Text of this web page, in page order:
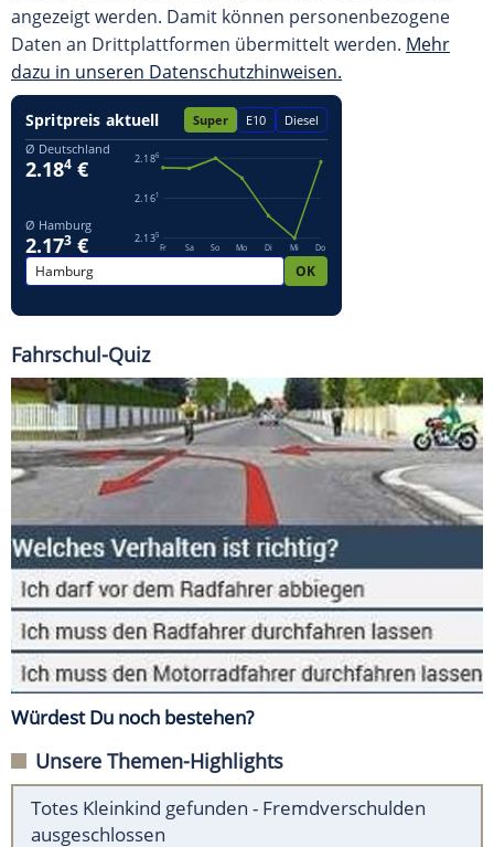
angezeigt werden. Damit können personenbezogene
Daten an Drittplattformen übermittelt werden. Mehr
dazu in unseren Datenschutzhinweisen.
Fahrschul-Quiz
Würdest Du noch bestehen?
Unsere Themen-Highlights
Totes Kleinkind gefunden - Fremdverschulden
ausgeschlossen